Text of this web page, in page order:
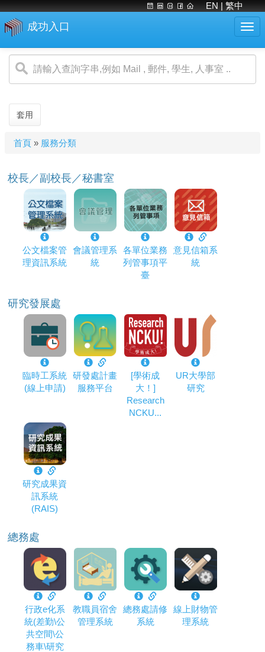
EN | 繁中
成功入口
套用
您
這
首頁 » 服務分類
校長／副校長／秘書室
公文檔案管
理資訊系統
會議管理系
統
各單位業務
列管事項平
臺
意見信箱系
統
研究發展處
臨時工系統
(線上申請)
研發處計畫
服務平台
[學術成
大！]
Research
NCKU...
UR大學部
研究
研究成果資
訊系統
(RAIS)
總務處
行政e化系
統(差勤\公
共空間\公
務車\研究
教職員宿舍
管理系統
總務處請修
系統
線上財物管
理系統